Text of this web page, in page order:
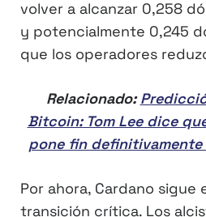
volver a alcanzar 0,258
y potencialmente 0,245
que los operadores
Relacionado:
Bitcoin: Tom Lee dice
pone fin
Por ahora, Cardano sigue
transición crítica. Los